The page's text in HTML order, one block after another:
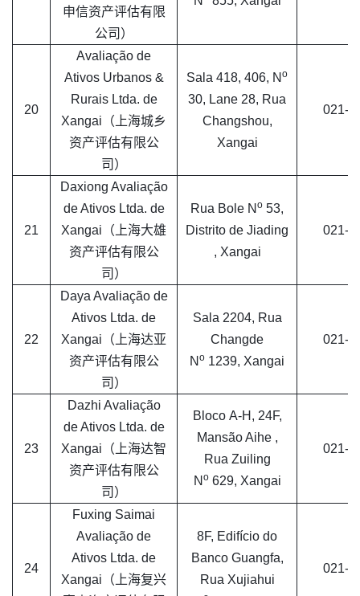
申信资产评估有限
公司）
20
Avaliação de
Ativos Urbanos &
Rurais Ltda. de
Xangai（上海城乡
资产评估有限公
司）
Sala 418, 406, N o
30, Lane 28, Rua
Changshou,
Xangai
021-
21
Daxiong Avaliação
de Ativos Ltda. de
Xangai（上海大雄
资产评估有限公
司）
Rua Bole N o 53,
Distrito de Jiading
, Xangai
021-
22
Daya Avaliação de
Ativos Ltda. de
Xangai（上海达亚
资产评估有限公
司）
Sala 2204, Rua
Changde
N o 1239, Xangai
021-
23
Dazhi Avaliação
de Ativos Ltda. de
Xangai（上海达智
资产评估有限公
司）
Bloco A-H, 24F,
Mansão Aihe ,
Rua Zuiling
N o629, Xangai
021-
24
Fuxing Saimai
Avaliação de
Ativos Ltda. de
Xangai（上海复兴
8F, Edifício do
Banco Guangfa,
Rua Xujiahui
021-